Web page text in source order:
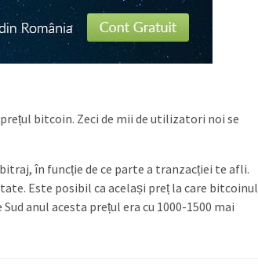
bitcoin. Zeci de mii de utilizatori noi se
în funcție de ce parte a tranzacției te afli.
Este posibil ca același preț la care bitcoinul
anul acesta prețul era cu 1000-1500 mai